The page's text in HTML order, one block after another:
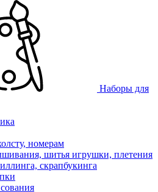
Наборы для
номерам
шитья игрушки, плетения
скрапбукинга